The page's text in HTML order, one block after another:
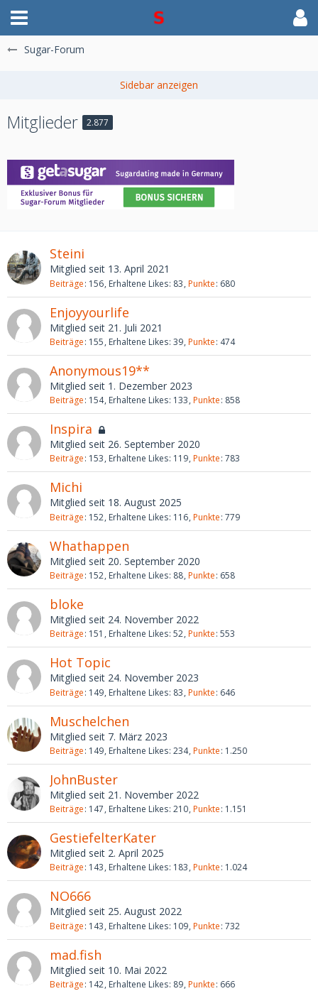
Sugar-Forum
Mitglieder 2.877
Steini
Mitglied seit 13. April 2021
Beiträge 156 Erhaltene Likes 83 Punkte 680
Enjoyyourlife
Mitglied seit 21. Juli 2021
Beiträge 155 Erhaltene Likes 39 Punkte 474
Anonymous19**
Mitglied seit 1. Dezember 2023
Beiträge 154 Erhaltene Likes 133 Punkte 858
Inspira
Mitglied seit 26. September 2020
Beiträge 153 Erhaltene Likes 119 Punkte 783
Michi
Mitglied seit 18. August 2025
Beiträge 152 Erhaltene Likes 116 Punkte 779
Whathappen
Mitglied seit 20. September 2020
Beiträge 152 Erhaltene Likes 88 Punkte 658
bloke
Mitglied seit 24. November 2022
Beiträge 151 Erhaltene Likes 52 Punkte 553
Hot Topic
Mitglied seit 24. November 2023
Beiträge 149 Erhaltene Likes 83 Punkte 646
Muschelchen
Mitglied seit 7. März 2023
Beiträge 149 Erhaltene Likes 234 Punkte 1.250
JohnBuster
Mitglied seit 21. November 2022
Beiträge 147 Erhaltene Likes 210 Punkte 1.151
GestiefelterKater
Mitglied seit 2. April 2025
Beiträge 143 Erhaltene Likes 183 Punkte 1.024
NO666
Mitglied seit 25. August 2022
Beiträge 143 Erhaltene Likes 109 Punkte 732
mad.fish
Mitglied seit 10. Mai 2022
Beiträge 142 Erhaltene Likes 89 Punkte 666